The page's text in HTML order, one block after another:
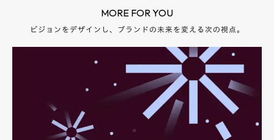
MORE FOR YOU
ビジョンをデザインし、ブランドの未来を変える次の視点。